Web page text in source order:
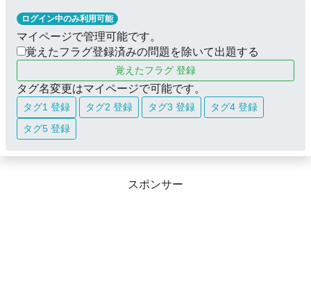
ログイン中のみ利用可能
マイページで管理可能です。
覚えたフラグ登録済みの問題を除いて出題する
覚えたフラグ 登録
タグ名変更はマイページで可能です。
タグ1 登録 タグ2 登録 タグ3 登録
タグ4 登録
タグ5 登録
スポンサー